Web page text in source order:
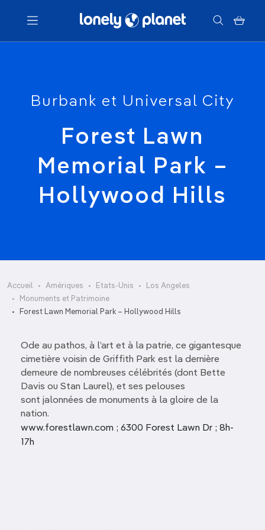
Menu
Votre recherche
Burbank et Universal City
Forest Lawn
Memorial Park –
Hollywood Hills
Accueil Amériques Etats-Unis
Los Angeles
Monuments et Patrimoine
Forest Lawn Memorial Park – Hollywood Hills
Ode au pathos, à l’art et à la patrie, ce gigantesque
cimetière voisin de Griffith Park est la dernière
demeure de nombreuses célébrités (dont Bette
Davis ou Stan Laurel), et ses pelouses
sont jalonnées de monuments à la gloire de la
nation.
www.forestlawn.com ; 6300 Forest Lawn Dr ; 8h-
17h